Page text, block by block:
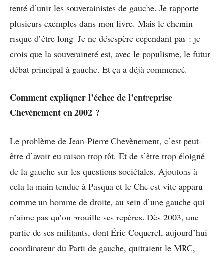
tenté d’unir les souverainistes de gauche. Je rapporte
plusieurs exemples dans mon livre. Mais le chemin
risque d’être long. Je ne désespère cependant pas : je
crois que la souveraineté est, avec le populisme, le futur
débat principal à gauche. Et ça a déjà commencé.
Comment expliquer l’échec de l’entreprise
Chevènement en 2002 ?
Le problème de Jean-Pierre Chevènement, c’est peut-
être d’avoir eu raison trop tôt. Et de s’être trop éloigné
de la gauche sur les questions sociétales. Ajoutons à
cela la main tendue à Pasqua et le Che est vite apparu
comme un homme de droite, au sein d’une gauche qui
n’aime pas qu’on brouille ses repères. Dès 2003, une
partie de ses militants, dont Éric Coquerel, aujourd’hui
coordinateur du Parti de gauche, quittaient le MRC,